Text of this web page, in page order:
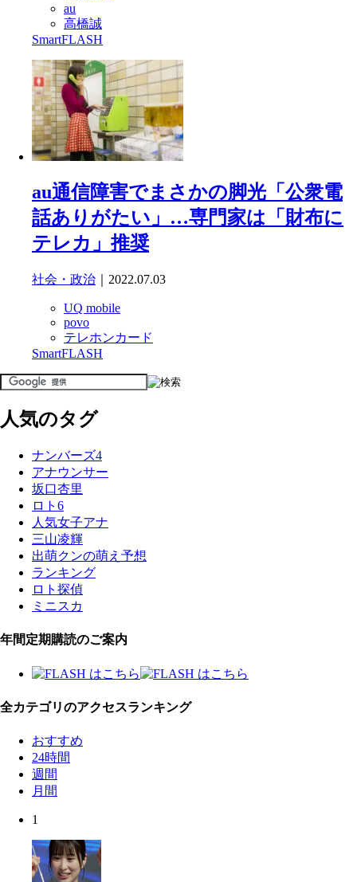
au
高橋誠
SmartFLASH
au通信障害でまさかの脚光「公衆電
話ありがたい」…専門家は「財布に
テレカ」推奨
社会・政治 ｜2022.07.03
UQ mobile
povo
テレホンカード
SmartFLASH
人気のタグ
ナンバーズ4
アナウンサー
坂口杏里
ロト6
人気女子アナ
三山凌輝
出萌クンの萌え予想
ランキング
ロト探偵
ミニスカ
年間定期購読のご案内
全カテゴリのアクセスランキング
おすすめ
24時間
週間
月間
1